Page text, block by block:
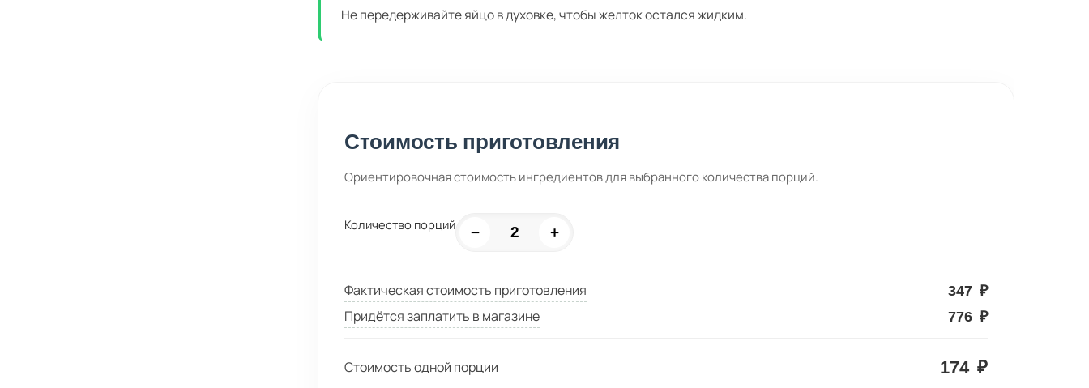
Не передерживайте яйцо в духовке, чтобы желток остался жидким.
Стоимость приготовления
Ориентировочная стоимость ингредиентов для выбранного количества порций.
Количество порций − +
Фактическая стоимость приготовления 347 ₽
Придётся заплатить в магазине 776 ₽
Стоимость одной порции 174 ₽